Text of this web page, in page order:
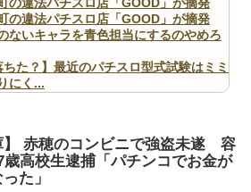
の違法パチスロ店「GOOD」が摘発
ないキャラを青色担当にするのやめろ
ちた？】最近のパチスロ型式試験はミミ
にく...
】 赤穂のコンビニで強盗未遂 容
歳高校生逮捕「パチンコでお金が
た」